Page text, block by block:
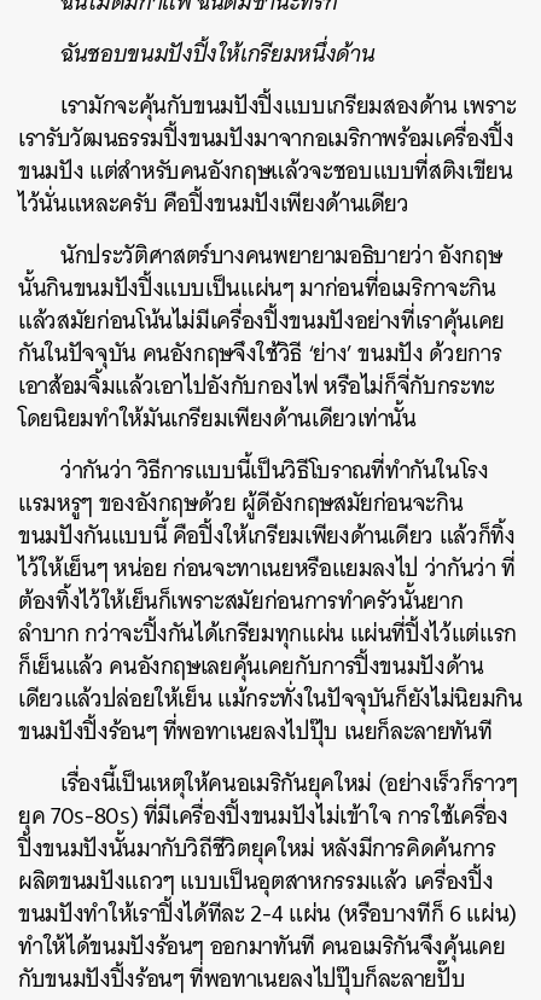
ฉันชอบขนมปังปิ้งให้เกรียมหนึ่งด้าน
เรามักจะคุ้นกับขนมปังปิ้งแบบเกรียมสองด้าน เพราะ
เรารับวัฒนธรรมปิ้งขนมปังมาจากอเมริกาพร้อมเครื่องปิ้ง
ขนมปัง แต่สำหรับคนอังกฤษแล้วจะชอบแบบที่สติงเขียน
ไว้นั่นแหละครับ คือปิ้งขนมปังเพียงด้านเดียว
นักประวัติศาสตร์บางคนพยายามอธิบายว่า อังกฤษ
นั้นกินขนมปังปิ้งแบบเป็นแผ่นๆ มาก่อนที่อเมริกาจะกิน
แล้วสมัยก่อนโน้นไม่มีเครื่องปิ้งขนมปังอย่างที่เราคุ้นเคย
กันในปัจจุบัน คนอังกฤษจึงใช้วิธี ‘ย่าง’ ขนมปัง ด้วยการ
เอาส้อมจิ้มแล้วเอาไปอังกับกองไฟ หรือไม่ก็จี่กับกระทะ
โดยนิยมทำให้มันเกรียมเพียงด้านเดียวเท่านั้น
ว่ากันว่า วิธีการแบบนี้เป็นวิธีโบราณที่ทำกันในโรง
แรมหรูๆ ของอังกฤษด้วย ผู้ดีอังกฤษสมัยก่อนจะกิน
ขนมปังกันแบบนี้ คือปิ้งให้เกรียมเพียงด้านเดียว แล้วก็ทิ้ง
ไว้ให้เย็นๆ หน่อย ก่อนจะทาเนยหรือแยมลงไป ว่ากันว่า ที่
ต้องทิ้งไว้ให้เย็นก็เพราะสมัยก่อนการทำครัวนั้นยาก
ลำบาก กว่าจะปิ้งกันได้เกรียมทุกแผ่น แผ่นที่ปิ้งไว้แต่แรก
ก็เย็นแล้ว คนอังกฤษเลยคุ้นเคยกับการปิ้งขนมปังด้าน
เดียวแล้วปล่อยให้เย็น แม้กระทั่งในปัจจุบันก็ยังไม่นิยมกิน
ขนมปังปิ้งร้อนๆ ที่พอทาเนยลงไปปุ๊บ เนยก็ละลายทันที
เรื่องนี้เป็นเหตุให้คนอเมริกันยุคใหม่ (อย่างเร็วก็ราวๆ
ยุค 70s-80s) ที่มีเครื่องปิ้งขนมปังไม่เข้าใจ การใช้เครื่อง
ปิ้งขนมปังนั้นมากับวิถีชีวิตยุคใหม่ หลังมีการคิดค้นการ
ผลิตขนมปังแถวๆ แบบเป็นอุตสาหกรรมแล้ว เครื่องปิ้ง
ขนมปังทำให้เราปิ้งได้ทีละ 2-4 แผ่น (หรือบางทีก็ 6 แผ่น)
ทำให้ได้ขนมปังร้อนๆ ออกมาทันที คนอเมริกันจึงคุ้นเคย
กับขนมปังปิ้งร้อนๆ ที่พอทาเนยลงไปปุ๊บก็ละลายปั๊บ
SHARE TWEET LINE EMAIL